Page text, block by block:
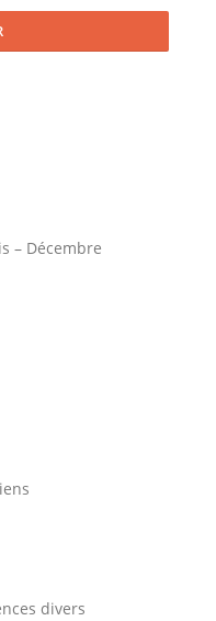
– Décembre
divers